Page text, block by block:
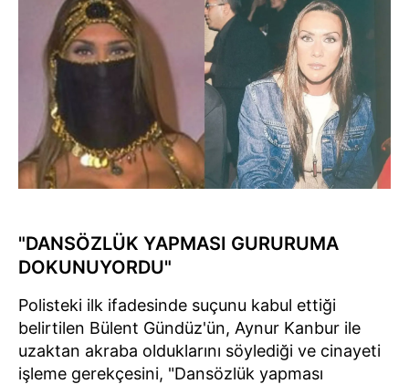
"DANSÖZLÜK YAPMASI GURURUMA
DOKUNUYORDU"
Polisteki ilk ifadesinde suçunu kabul ettiği
belirtilen Bülent Gündüz'ün, Aynur Kanbur ile
uzaktan akraba olduklarını söylediği ve cinayeti
işleme gerekçesini, "Dansözlük yapması